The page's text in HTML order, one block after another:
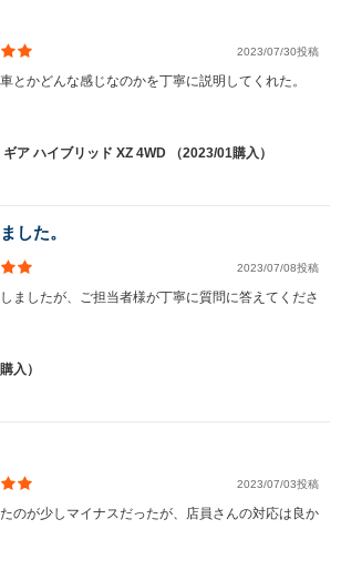
2023/07/30投稿
とかどんな感じなのかを丁寧に説明してくれた。
ア ハイブリッド XZ 4WD （2023/01購入）
した。
2023/07/08投稿
ましたが、ご担当者様が丁寧に質問に答えてくださ
入）
2023/07/03投稿
のが少しマイナスだったが、店員さんの対応は良か